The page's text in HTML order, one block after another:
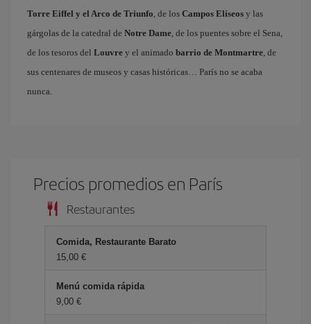
Torre Eiffel y el Arco de Triunfo, de los Campos Elíseos y las
gárgolas de la catedral de Notre Dame, de los puentes sobre el Sena,
de los tesoros del Louvre y el animado barrio de Montmartre, de
sus centenares de museos y casas históricas… París no se acaba
nunca.
Precios promedios en París
Restaurantes
Comida, Restaurante Barato
15,00 €
Menú comida rápida
9,00 €